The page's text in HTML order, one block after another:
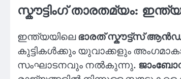
സ്കൗട്ടിംഗ് താരതമ്യം:
ഇന്ത്യയിലെഭാരത് സ്കൗട്ട്സ്
കുട്ടികൾക്കും യുവാക്കളും
സംഘാടനവും നൽകുന്നു.